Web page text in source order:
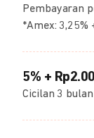
Pembayaran
*Amex: 3,25%
5% +
Cicilan 3